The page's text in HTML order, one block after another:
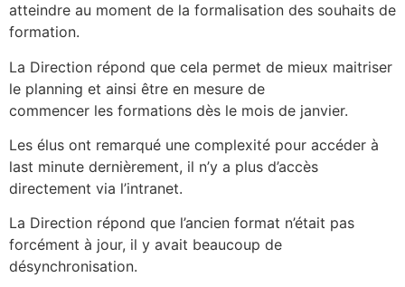
atteindre au moment de la formalisation des souhaits de
formation.
La Direction répond que cela permet de mieux maitriser
le planning et ainsi être en mesure de
commencer les formations dès le mois de janvier.
Les élus ont remarqué une complexité pour accéder à
last minute dernièrement, il n’y a plus d’accès
directement via l’intranet.
La Direction répond que l’ancien format n’était pas
forcément à jour, il y avait beaucoup de
désynchronisation.